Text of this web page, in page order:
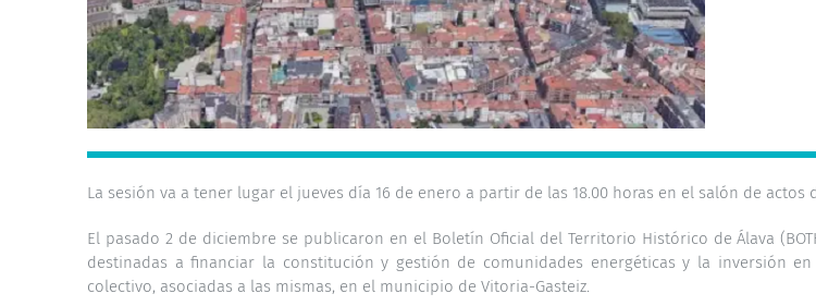
La sesión va a tener lugar el jueves día 16 de enero a partir de las 18.00 horas en el salón de actos
El pasado 2 de diciembre se publicaron en el Boletín Oficial del Territorio Histórico de Álava
destinadas a financiar la constitución y gestión de comunidades energéticas y la inversión
colectivo, asociadas a las mismas, en el municipio de Vitoria-Gasteiz.